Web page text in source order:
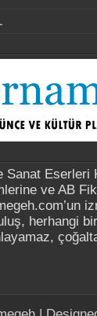
Sanat Eserleri
ve AB
herhangi bir